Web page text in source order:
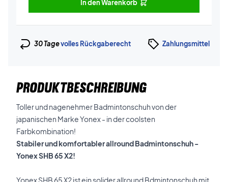
In den Warenkorb
30 Tagevolles Rückgaberecht Zahlungsmittel
PRODUKTBESCHREIBUNG
Toller und nagenehmer Badmintonschuh von der
japanischen Marke Yonex - in der coolsten
Farbkombination!
Stabiler und komfortabler allround Badmintonschuh -
Yonex SHB 65 X2!
Yonex SHB 65 X2 ist ein solider allround Bdmintonschuh mit